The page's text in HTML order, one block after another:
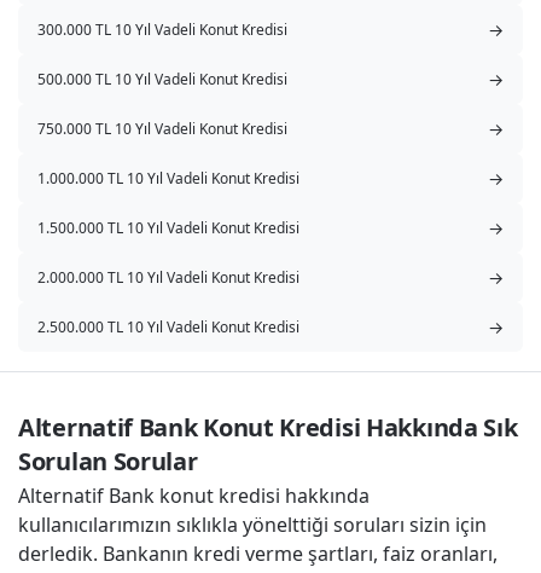
300.000 TL 10 Yıl Vadeli Konut Kredisi →
500.000 TL 10 Yıl Vadeli Konut Kredisi →
750.000 TL 10 Yıl Vadeli Konut Kredisi →
1.000.000 TL 10 Yıl Vadeli Konut Kredisi →
1.500.000 TL 10 Yıl Vadeli Konut Kredisi →
2.000.000 TL 10 Yıl Vadeli Konut Kredisi →
2.500.000 TL 10 Yıl Vadeli Konut Kredisi →
Alternatif Bank Konut Kredisi Hakkında Sık
Sorulan Sorular
Alternatif Bank konut kredisi hakkında
kullanıcılarımızın sıklıkla yönelttiği soruları sizin için
derledik. Bankanın kredi verme şartları, faiz oranları,